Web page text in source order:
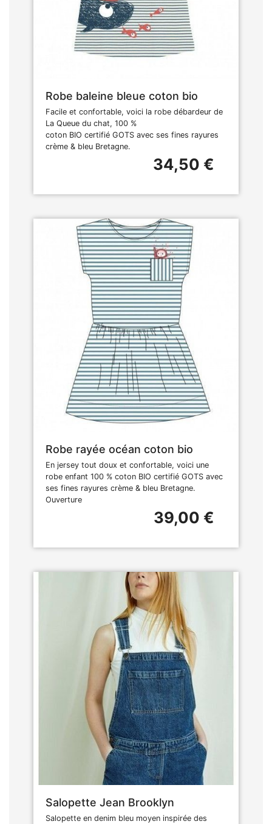
Robe baleine bleue coton bio
Facile et confortable, voici la robe débardeur de
La Queue du chat, 100 %
coton BIO certifié GOTS avec ses fines rayures
crème & bleu Bretagne.
34,50 €
Robe rayée océan coton bio
En jersey tout doux et confortable, voici une
robe enfant 100 % coton BIO certifié GOTS avec
ses fines rayures crème & bleu Bretagne.
Ouverture
39,00 €
Salopette Jean Brooklyn
Salopette en denim bleu moyen inspirée des